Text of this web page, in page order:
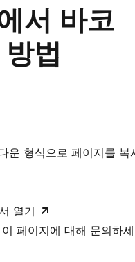
서 바코
법
운 형식으로 페이지를 복
열기
페이지에 대해 문의하